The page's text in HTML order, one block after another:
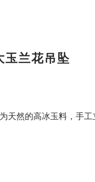
玉兰花吊坠
天然的高冰玉料，手工